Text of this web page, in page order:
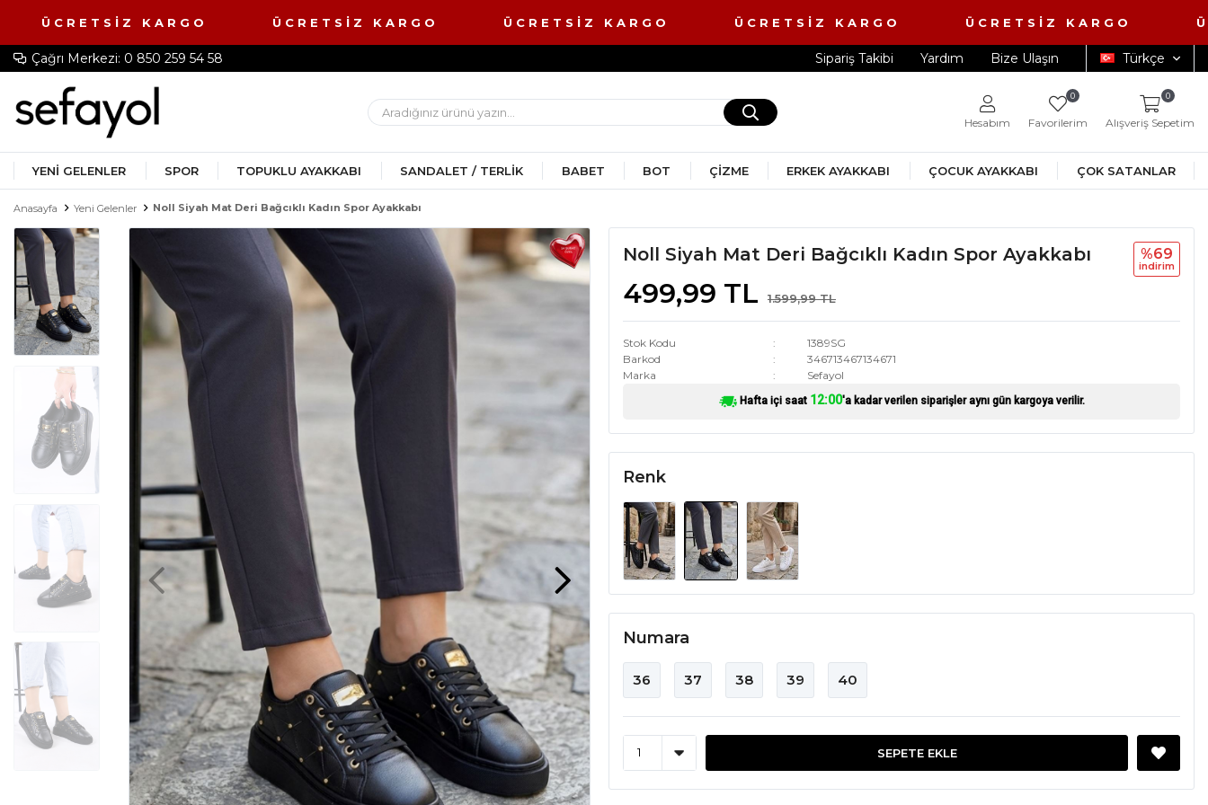
ÜCRETSİZ KARGO ÜCRETSİZ KARGO ÜCRETSİZ KARGO ÜCRETSİZ KARGO ÜCRETSİZ KARGO
Çağrı Merkezi: 0 850 259 54 58 Sipariş Takibi Yardım Bize Ulaşın Türkçe
Hesabım Favorilerim
0
Alışveriş Sepetim
0
YENI GELENLER SPOR TOPUKLU AYAKKABI SANDALET / TERLIK BABET BOT ÇIZME ERKEK AYAKKABI ÇOCUK AYAKKABI ÇOK SATANLAR
Anasayfa Yeni Gelenler Noll Siyah Mat Deri Bağcıklı Kadın Spor Ayakkabı
Noll Siyah Mat Deri Bağcıklı Kadın Spor Ayakkabı
499,99 TL 1.599,99 TL
%69
i̇ndi̇ri̇m
Stok Kodu
1389SG
Barkod
346713467134671
Marka
Sefayol
Hafta içi saat 12:00'a kadar verilen siparişler aynı gün kargoya verilir.
Renk
Numara
36 37 38 39 40
SEPETE EKLE